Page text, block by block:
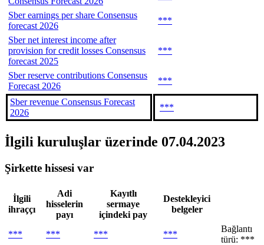
Sber earnings per share Consensus
forecast 2026
***
Sber net interest income after
provision for credit losses Consensus
forecast 2025
***
Sber reserve contributions Consensus
Forecast 2026
***
Sber revenue Consensus Forecast
2026
***
İlgili kuruluşlar üzerinde 07.04.2023
Şirkette hissesi var
İlgili
ihraççı
Adi
hisselerin
payı
Kayıtlı
sermaye
içindeki pay
Destekleyici
belgeler
*** *** *** ***
Bağlantı
türü: ***